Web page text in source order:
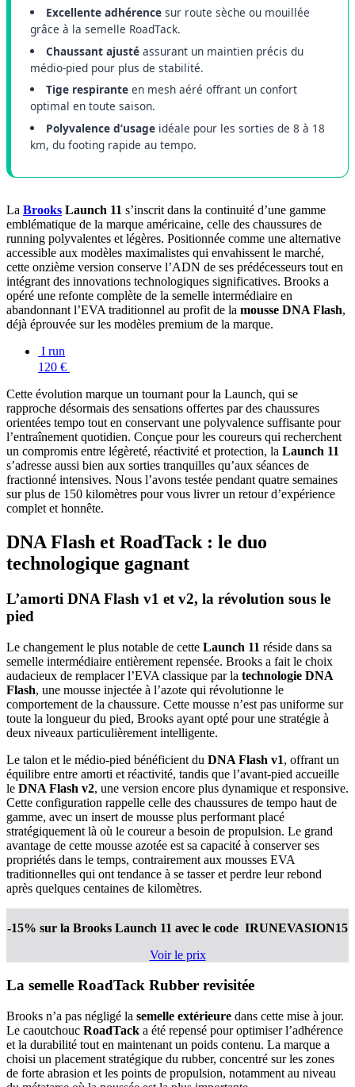
Excellente adhérencesur route sèche ou mouillée
grâce à la semelle RoadTack.
Chaussant ajustéassurant un maintien précis du
médio-pied pour plus de stabilité.
Tige respiranteen mesh aéré offrant un confort
optimal en toute saison.
Polyvalence d’usageidéale pour les sorties de 8 à 18
km, du footing rapide au tempo.
La Brooks Launch 11 s’inscrit dans la continuité d’une gamme
emblématique de la marque américaine, celle des chaussures de
running polyvalentes et légères. Positionnée comme une alternative
accessible aux modèles maximalistes qui envahissent le marché,
cette onzième version conserve l’ADN de ses prédécesseurs tout en
intégrant des innovations technologiques significatives. Brooks a
opéré une refonte complète de la semelle intermédiaire en
abandonnant l’EVA traditionnel au profit de la mousse DNA Flash,
déjà éprouvée sur les modèles premium de la marque.
I run
120 €
Cette évolution marque un tournant pour la Launch, qui se
rapproche désormais des sensations offertes par des chaussures
orientées tempo tout en conservant une polyvalence suffisante pour
l’entraînement quotidien. Conçue pour les coureurs qui recherchent
un compromis entre légèreté, réactivité et protection, la Launch 11
s’adresse aussi bien aux sorties tranquilles qu’aux séances de
fractionné intensives. Nous l’avons testée pendant quatre semaines
sur plus de 150 kilomètres pour vous livrer un retour d’expérience
complet et honnête.
DNA Flash et RoadTack : le duo
technologique gagnant
L’amorti DNA Flash v1 et v2, la révolution sous le
pied
Le changement le plus notable de cette Launch 11 réside dans sa
semelle intermédiaire entièrement repensée. Brooks a fait le choix
audacieux de remplacer l’EVA classique par la technologie DNA
Flash, une mousse injectée à l’azote qui révolutionne le
comportement de la chaussure. Cette mousse n’est pas uniforme sur
toute la longueur du pied, Brooks ayant opté pour une stratégie à
deux niveaux particulièrement intelligente.
Le talon et le médio-pied bénéficient du DNA Flash v1, offrant un
équilibre entre amorti et réactivité, tandis que l’avant-pied accueille
le DNA Flash v2, une version encore plus dynamique et responsive.
Cette configuration rappelle celle des chaussures de tempo haut de
gamme, avec un insert de mousse plus performant placé
stratégiquement là où le coureur a besoin de propulsion. Le grand
avantage de cette mousse azotée est sa capacité à conserver ses
propriétés dans le temps, contrairement aux mousses EVA
traditionnelles qui ont tendance à se tasser et perdre leur rebond
après quelques centaines de kilomètres.
-15% sur la Brooks Launch 11 avec le code IRUNEVASION15
Voir le prix
La semelle RoadTack Rubber revisitée
Brooks n’a pas négligé la semelle extérieure dans cette mise à jour.
Le caoutchouc RoadTack a été repensé pour optimiser l’adhérence
et la durabilité tout en maintenant un poids contenu. La marque a
choisi un placement stratégique du rubber, concentré sur les zones
de forte abrasion et les points de propulsion, notamment au niveau